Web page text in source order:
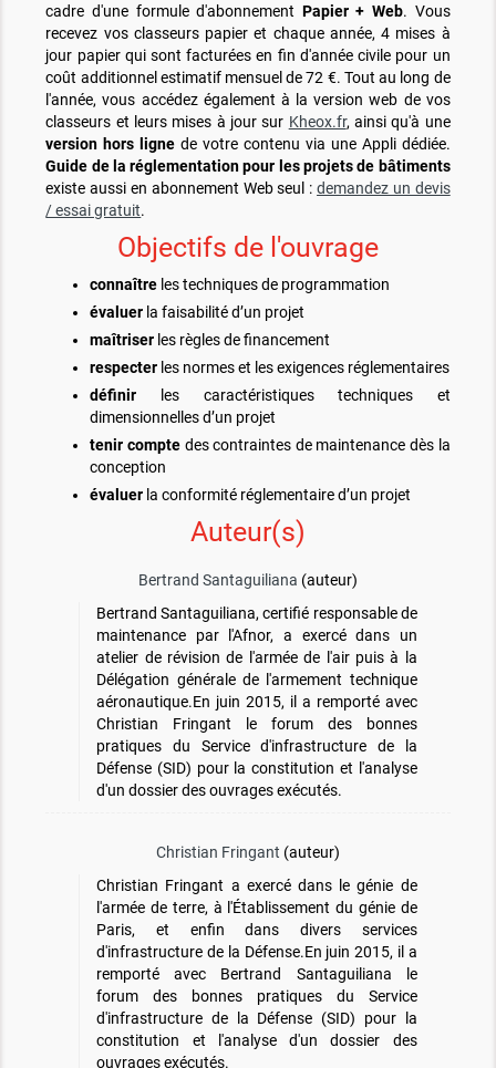
cadre d'une formule d'abonnement Papier + Web. Vous
recevez vos classeurs papier et chaque année, 4 mises à
jour papier qui sont facturées en fin d'année civile pour un
coût additionnel estimatif mensuel de 72 €. Tout au long de
l'année, vous accédez également à la version web de vos
classeurs et leurs mises à jour sur Kheox.fr, ainsi qu'à une
version hors ligne de votre contenu via une Appli dédiée.
Guide de la réglementation pour les projets de bâtiments
existe aussi en abonnement Web seul :demandez un devis
/ essai gratuit.
Objectifs de l'ouvrage
connaître les techniques de programmation
évaluer la faisabilité d’un projet
maîtriser les règles de financement
respecter les normes et les exigences réglementaires
définir les caractéristiques techniques et
dimensionnelles d’un projet
tenir compte des contraintes de maintenance dès la
conception
évaluer la conformité réglementaire d’un projet
Auteur(s)
Bertrand Santaguiliana (auteur)
Bertrand Santaguiliana, certifié responsable de
maintenance par l'Afnor, a exercé dans un
atelier de révision de l'armée de l'air puis à la
Délégation générale de l'armement technique
aéronautique.En juin 2015, il a remporté avec
Christian Fringant le forum des bonnes
pratiques du Service d'infrastructure de la
Défense (SID) pour la constitution et l'analyse
d'un dossier des ouvrages exécutés.
Christian Fringant (auteur)
Christian Fringant a exercé dans le génie de
l'armée de terre, à l'Établissement du génie de
Paris, et enfin dans divers services
d'infrastructure de la Défense.En juin 2015, il a
remporté avec Bertrand Santaguiliana le
forum des bonnes pratiques du Service
d'infrastructure de la Défense (SID) pour la
constitution et l'analyse d'un dossier des
ouvrages exécutés.